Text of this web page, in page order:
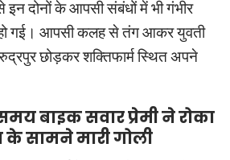
दोनों के आपसी संबंधों में भी गंभीर
हो गई। आपसी कलह से तंग आकर युवती
छोड़कर शक्तिफार्म स्थित अपने
बाइक सवार प्रेमी ने रोका
के सामने मारी गोली